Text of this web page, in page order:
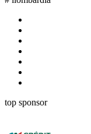
top sponsor